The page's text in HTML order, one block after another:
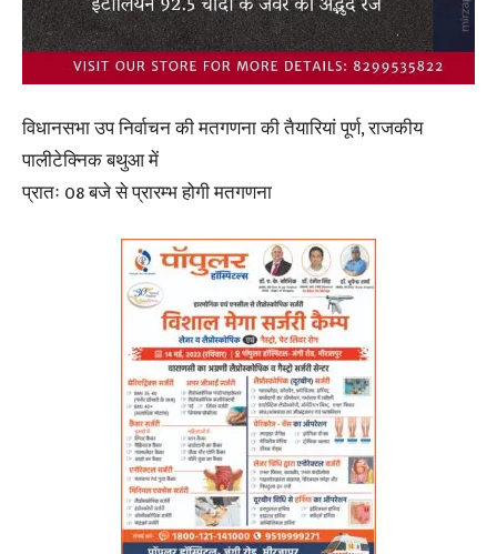
विधानसभा उप निर्वाचन की मतगणना की तैयारियां पूर्ण, राजकीय
पालीटेक्निक बथुआ में
प्रातः 08 बजे से प्रारम्भ होगी मतगणना